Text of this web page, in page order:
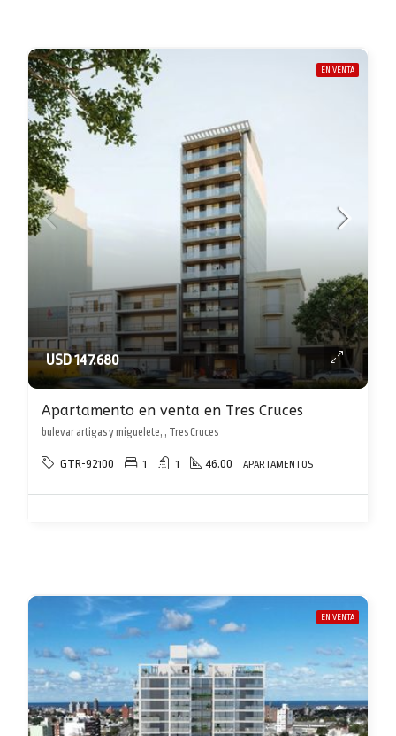
EN VENTA
USD 147.680
Apartamento en venta en Tres Cruces
bulevar artigas y miguelete, , Tres Cruces
GTR-92100 1 1 46.00 APARTAMENTOS
EN VENTA